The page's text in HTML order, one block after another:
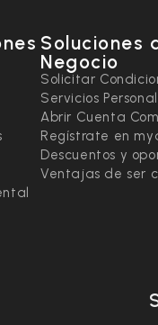
Soluciones
Negocio
Solicitar
Servicios
Abrir Cuenta
Regístrate en
Descuentos y
Ventajas de ser